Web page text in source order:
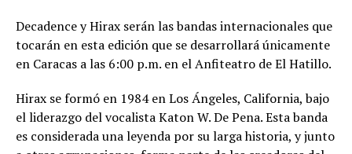
Decadence y Hirax serán las bandas internacionales que
tocarán en esta edición que se desarrollará únicamente
en Caracas a las 6:00 p.m. en el Anfiteatro de El Hatillo.
Hirax se formó en 1984 en Los Ángeles, California, bajo
el liderazgo del vocalista Katon W. De Pena. Esta banda
es considerada una leyenda por su larga historia, y junto